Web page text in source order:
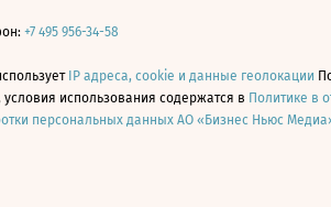
+7 495 956-34-58
IP адреса, cookie и данные геолокации
условия использования содержатся в Политике в
персональных данных АО «Бизнес Ньюс